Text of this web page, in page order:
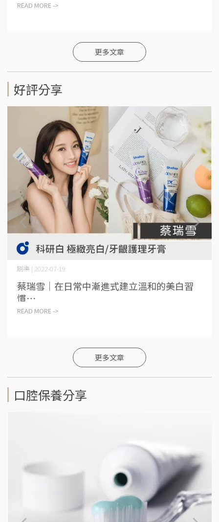
READ MORE ->
更多文章
好評分享
刷樂 | 2022-07-19
蔡瑞雪│在日常中漸進式建立溫和的美白習
慣⋯
READ MORE ->
更多文章
口腔保養分享